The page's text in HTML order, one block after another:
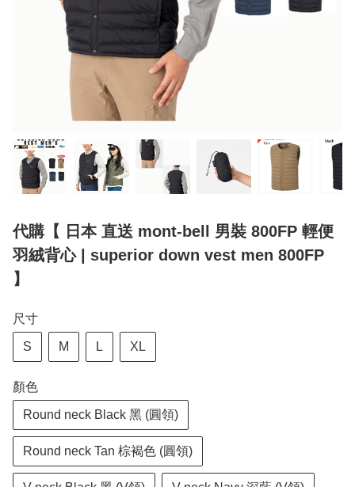
代購【 日本 直送 mont-bell 男裝 800FP 輕便
羽絨背心 | superior down vest men 800FP
】
尺寸
S M L XL
顏色
Round neck Black 黑 (圓領)
Round neck Tan 棕褐色 (圓領)